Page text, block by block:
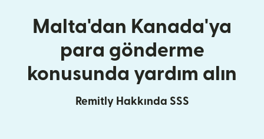
Malta'dan Kanada'ya
para gönderme
konusunda yardım alın
Remitly Hakkında SSS